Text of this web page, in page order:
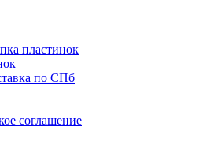
пластинок
по СПб
соглашение